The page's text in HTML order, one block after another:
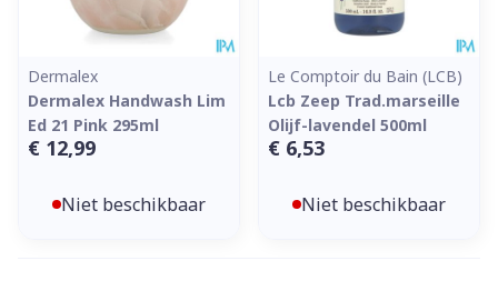
Dermalex
Dermalex Handwash Lim
Ed 21 Pink 295ml
€ 12,99
Niet beschikbaar
Le Comptoir du Bain (LCB)
Lcb Zeep Trad.marseille
Olijf-lavendel 500ml
€ 6,53
Niet beschikbaar